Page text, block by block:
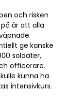
och risken
är att alla
ge kanske
soldater,
officerare.
kunna ha
intensivkurs.